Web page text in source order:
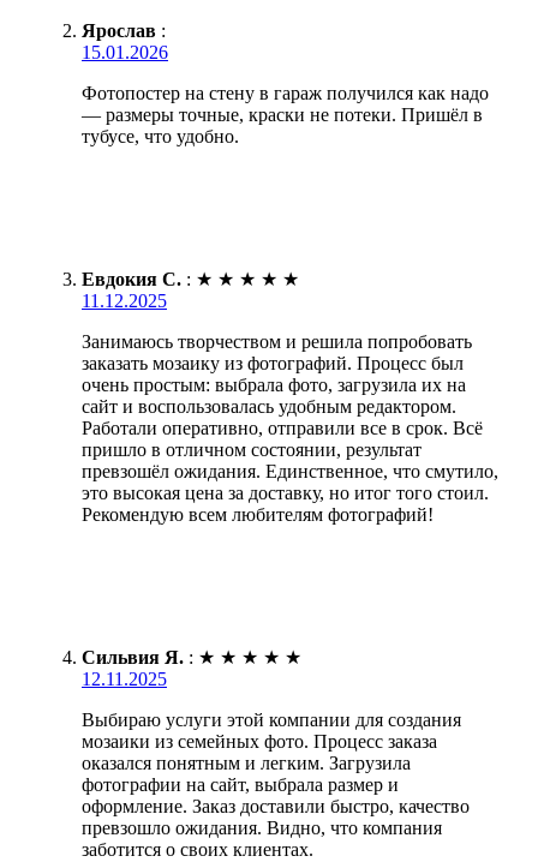
Ярослав :
15.01.2026
Фотопостер на стену в гараж получился как надо
— размеры точные, краски не потеки. Пришёл в
тубусе, что удобно.
Евдокия С. : ★ ★ ★ ★ ★
11.12.2025
Занимаюсь творчеством и решила попробовать
заказать мозаику из фотографий. Процесс был
очень простым: выбрала фото, загрузила их на
сайт и воспользовалась удобным редактором.
Работали оперативно, отправили все в срок. Всё
пришло в отличном состоянии, результат
превзошёл ожидания. Единственное, что смутило,
это высокая цена за доставку, но итог того стоил.
Рекомендую всем любителям фотографий!
Сильвия Я. : ★ ★ ★ ★ ★
12.11.2025
Выбираю услуги этой компании для создания
мозаики из семейных фото. Процесс заказа
оказался понятным и легким. Загрузила
фотографии на сайт, выбрала размер и
оформление. Заказ доставили быстро, качество
превзошло ожидания. Видно, что компания
заботится о своих клиентах.